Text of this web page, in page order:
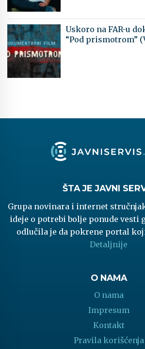
Uskoro na FAR-u
“Pod prismotrom”
ŠTA JE JAVNI
Grupa novinara i internet
ideje o potrebi bolje ponude vesti
odlučila je da pokrene portal
Detaljnije
O NAMA
O nama
Impresum
Kontakt
Pravila korišćenja